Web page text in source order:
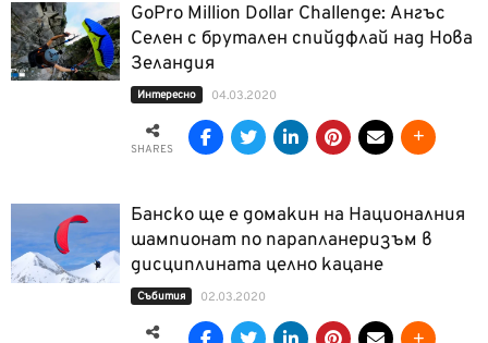
GoPro Million Dollar Challenge: Ангъс
Селен с брутален спийдфлай над Нова
Зеландия
Интерeсно 04.03.2020
SHARES
Банско ще е домакин на Националния
шампионат по парапланеризъм в
дисциплината целно кацане
Събития 02.03.2020